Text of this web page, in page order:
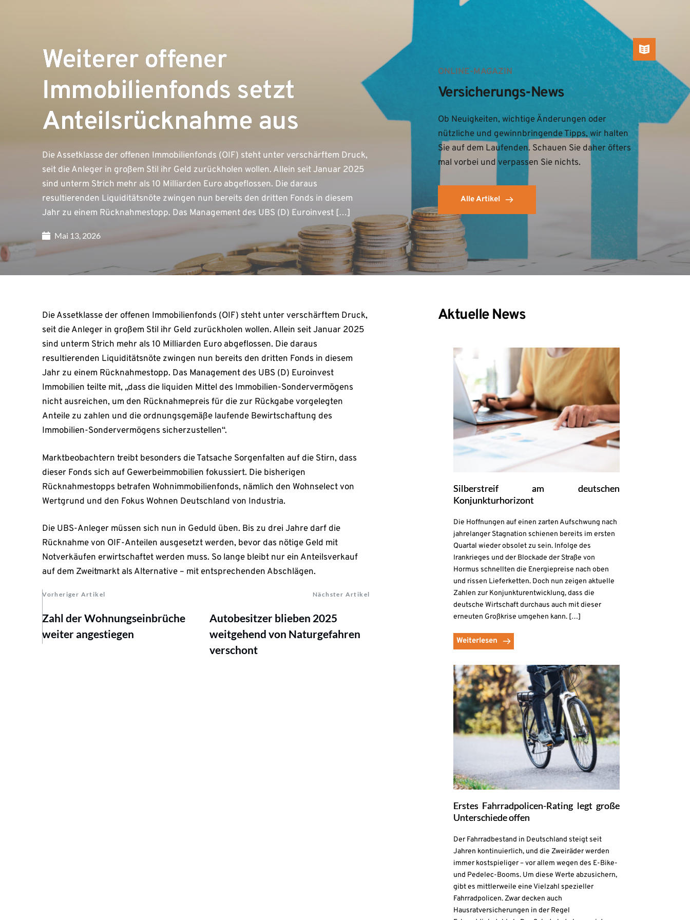
Weiterer offener
Immobilienfonds setzt
Anteilsrücknahme aus
Die Assetklasse der offenen Immobilienfonds (OIF) steht unter verschärftem Druck,
seit die Anleger in großem Stil ihr Geld zurückholen wollen. Allein seit Januar 2025
sind unterm Strich mehr als 10 Milliarden Euro abgeflossen. Die daraus
resultierenden Liquiditätsnöte zwingen nun bereits den dritten Fonds in diesem
Jahr zu einem Rücknahmestopp. Das Management des UBS (D) Euroinvest […]
Mai 13, 2026
ONLINE-MAGAZIN
Versicherungs-News
Ob Neuigkeiten, wichtige Änderungen oder
nützliche und gewinnbringende Tipps, wir halten
Sie auf dem Laufenden. Schauen Sie daher öfters
mal vorbei und verpassen Sie nichts.
Alle Artikel
Die Assetklasse der offenen Immobilienfonds (OIF) steht unter verschärftem Druck,
seit die Anleger in großem Stil ihr Geld zurückholen wollen. Allein seit Januar 2025
sind unterm Strich mehr als 10 Milliarden Euro abgeflossen. Die daraus
resultierenden Liquiditätsnöte zwingen nun bereits den dritten Fonds in diesem
Jahr zu einem Rücknahmestopp. Das Management des UBS (D) Euroinvest
Immobilien teilte mit, „dass die liquiden Mittel des Immobilien-Sondervermögens
nicht ausreichen, um den Rücknahmepreis für die zur Rückgabe vorgelegten
Anteile zu zahlen und die ordnungsgemäße laufende Bewirtschaftung des
Immobilien-Sondervermögens sicherzustellen“.
Marktbeobachtern treibt besonders die Tatsache Sorgenfalten auf die Stirn, dass
dieser Fonds sich auf Gewerbeimmobilien fokussiert. Die bisherigen
Rücknahmestopps betrafen Wohnimmobilienfonds, nämlich den Wohnselect von
Wertgrund und den Fokus Wohnen Deutschland von Industria.
Die UBS-Anleger müssen sich nun in Geduld üben. Bis zu drei Jahre darf die
Rücknahme von OIF-Anteilen ausgesetzt werden, bevor das nötige Geld mit
Notverkäufen erwirtschaftet werden muss. So lange bleibt nur ein Anteilsverkauf
auf dem Zweitmarkt als Alternative – mit entsprechenden Abschlägen.
Vorheriger Artikel Nächster Artikel
Zahl der Wohnungseinbrüche
weiter angestiegen
Autobesitzer blieben 2025
weitgehend von Naturgefahren
verschont
Aktuelle News
Silberstreif am deutschen
Konjunkturhorizont
Die Hoffnungen auf einen zarten Aufschwung nach
jahrelanger Stagnation schienen bereits im ersten
Quartal wieder obsolet zu sein. Infolge des
Irankrieges und der Blockade der Straße von
Hormus schnellten die Energiepreise nach oben
und rissen Lieferketten. Doch nun zeigen aktuelle
Zahlen zur Konjunkturentwicklung, dass die
deutsche Wirtschaft durchaus auch mit dieser
erneuten Großkrise umgehen kann. […]
Weiterlesen
Erstes Fahrradpolicen-Rating legt große
Unterschiede offen
Der Fahrradbestand in Deutschland steigt seit
Jahren kontinuierlich, und die Zweiräder werden
immer kostspieliger – vor allem wegen des E-Bike-
und Pedelec-Booms. Um diese Werte abzusichern,
gibt es mittlerweile eine Vielzahl spezieller
Fahrradpolicen. Zwar decken auch
Hausratversicherungen in der Regel